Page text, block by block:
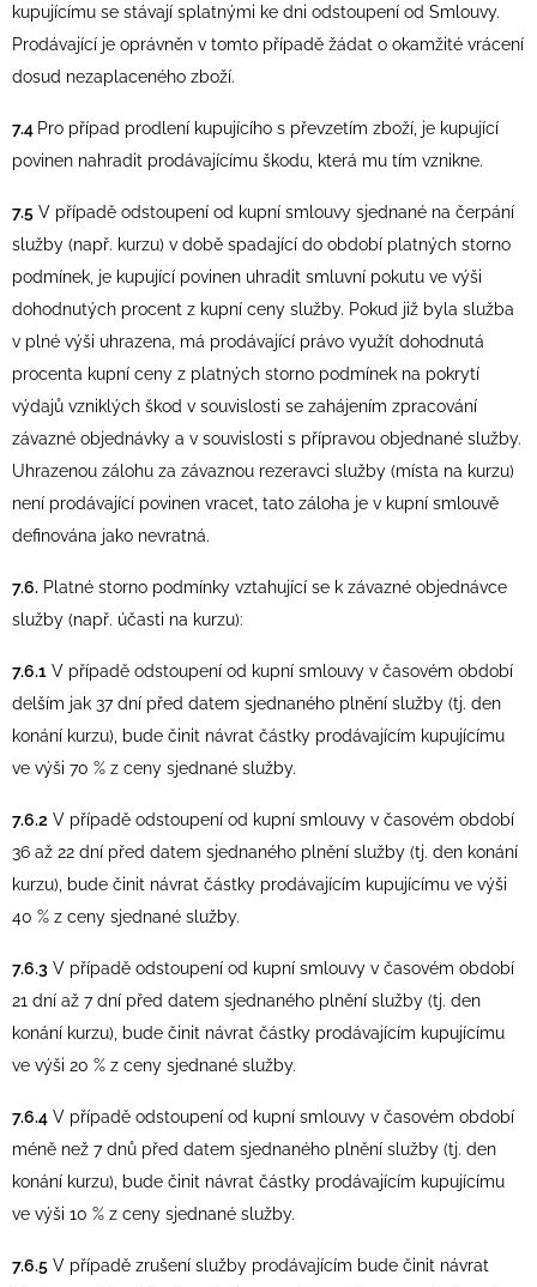
kupujícímu se stávají splatnými ke dni odstoupení od Smlouvy.
Prodávající je oprávněn v tomto případě žádat o okamžité vrácení
dosud nezaplaceného zboží.
7.4 Pro případ prodlení kupujícího s převzetím zboží, je kupující
povinen nahradit prodávajícímu škodu, která mu tím vznikne.
7.5 V případě odstoupení od kupní smlouvy sjednané na čerpání
služby (např. kurzu) v době spadající do období platných storno
podmínek, je kupující povinen uhradit smluvní pokutu ve výši
dohodnutých procent z kupní ceny služby. Pokud již byla služba
v plné výši uhrazena, má prodávající právo využít dohodnutá
procenta kupní ceny z platných storno podmínek na pokrytí
výdajů vzniklých škod v souvislosti se zahájením zpracování
závazné objednávky a v souvislosti s přípravou objednané služby.
Uhrazenou zálohu za závaznou rezeravci služby (místa na kurzu)
není prodávající povinen vracet, tato záloha je v kupní smlouvě
definována jako nevratná.
7.6. Platné storno podmínky vztahující se k závazné objednávce
služby (např. účasti na kurzu):
7.6.1 V případě odstoupení od kupní smlouvy v časovém období
delším jak 37 dní před datem sjednaného plnění služby (tj. den
konání kurzu), bude činit návrat částky prodávajícím kupujícímu
ve výši 70 % z ceny sjednané služby.
7.6.2 V případě odstoupení od kupní smlouvy v časovém období
36 až 22 dní před datem sjednaného plnění služby (tj. den konání
kurzu), bude činit návrat částky prodávajícím kupujícímu ve výši
40 % z ceny sjednané služby.
7.6.3 V případě odstoupení od kupní smlouvy v časovém období
21 dní až 7 dní před datem sjednaného plnění služby (tj. den
konání kurzu), bude činit návrat částky prodávajícím kupujícímu
ve výši 20 % z ceny sjednané služby.
7.6.4 V případě odstoupení od kupní smlouvy v časovém období
méně než 7 dnů před datem sjednaného plnění služby (tj. den
konání kurzu), bude činit návrat částky prodávajícím kupujícímu
ve výši 10 % z ceny sjednané služby.
7.6.5 V případě zrušení služby prodávajícím bude činit návrat